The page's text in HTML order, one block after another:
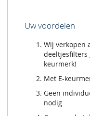
Uw voordelen
Wij verkopen
deeltjesfilters
keurmerk!
Met E-
Geen
nodig